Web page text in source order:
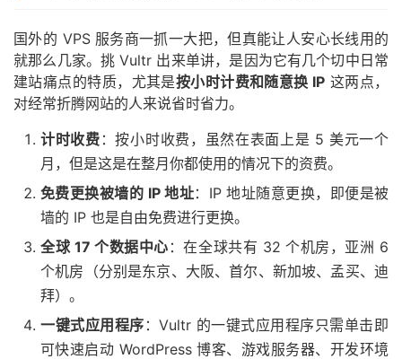
国外的 VPS 服务商一抓一大把，但真能让人安心长线用的
就那么几家。挑 Vultr 出来单讲，是因为它有几个切中日常
建站痛点的特质，尤其是按小时计费和随意换 IP 这两点，
对经常折腾网站的人来说省时省力。
计时收费 ：按小时收费，虽然在表面上是 5 美元一个
月，但是这是在整月你都使用的情况下的资费。
免费更换被墙的 IP 地址：IP 地址随意更换，即便是被
墙的 IP 也是自由免费进行更换。
全球 17 个数据中心 ：在全球共有 32 个机房，亚洲 6
个机房（分别是东京、大阪、首尔、新加坡、孟买、迪
拜）。
一键式应用程序 ：Vultr 的一键式应用程序只需单击即
可快速启动 WordPress 博客、游戏服务器、开发环境